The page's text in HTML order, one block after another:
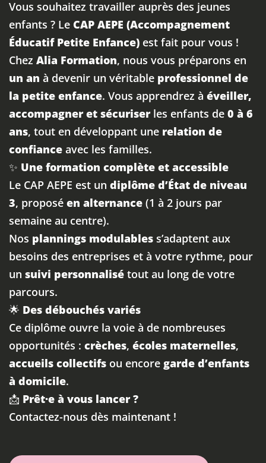
Vous souhaitez travailler auprès des jeunes
enfants ? Le CAP AEPE (Accompagnement
Éducatif Petite Enfance) est fait pour vous !
Chez Alia Formation, nous vous préparons en
un an à devenir un véritable professionnel de
la petite enfance. Vous apprendrez à éveiller,
accompagner et sécuriserles enfants de 0 à 6
ans, tout en développant une relation de
confiance avec les familles.
✨ Une formation complète et accessible
Le CAP AEPE est un diplôme d’État de niveau
3, proposé en alternance (1 à 2 jours par
semaine au centre).
Nos plannings modulables s’adaptent aux
besoins des entreprises et à votre rythme, pour
un suivi personnalisé tout au long de votre
parcours.
🌟 Des débouchés variés
Ce diplôme ouvre la voie à de nombreuses
opportunités : crèches, écoles maternelles,
accueils collectifs ou encore garde d’enfants
à domicile.
📩 Prêt·e à vous lancer ?
Contactez-nous dès maintenant !